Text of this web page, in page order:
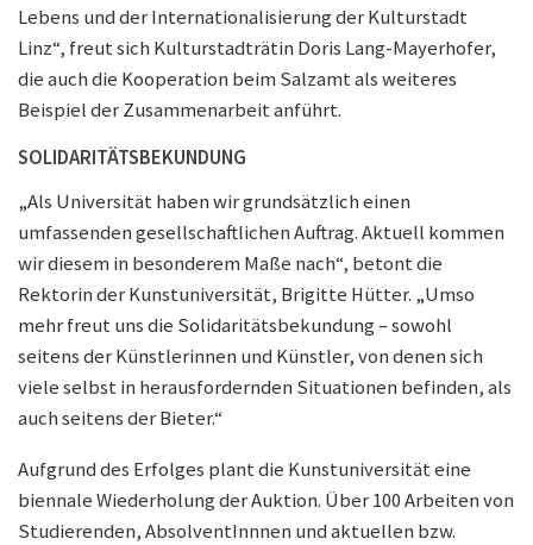
Lebens und der Internationalisierung der Kulturstadt
Linz“, freut sich Kulturstadträtin Doris Lang-Mayerhofer,
die auch die Kooperation beim Salzamt als weiteres
Beispiel der Zusammenarbeit anführt.
SOLIDARITÄTSBEKUNDUNG
„Als Universität haben wir grundsätzlich einen
umfassenden gesellschaftlichen Auftrag. Aktuell kommen
wir diesem in besonderem Maße nach“, betont die
Rektorin der Kunstuniversität, Brigitte Hütter. „Umso
mehr freut uns die Solidaritätsbekundung – sowohl
seitens der Künstlerinnen und Künstler, von denen sich
viele selbst in herausfordernden Situationen befinden, als
auch seitens der Bieter.“
Aufgrund des Erfolges plant die Kunstuniversität eine
biennale Wiederholung der Auktion. Über 100 Arbeiten von
Studierenden, AbsolventInnnen und aktuellen bzw.